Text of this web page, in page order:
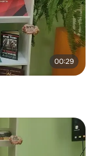
00:29